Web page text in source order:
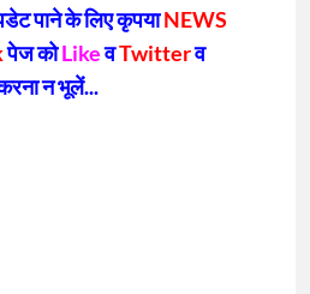
पाने के लिए कृपयाNEWS
पेज कोLikeवTwitterव
न भूलें...